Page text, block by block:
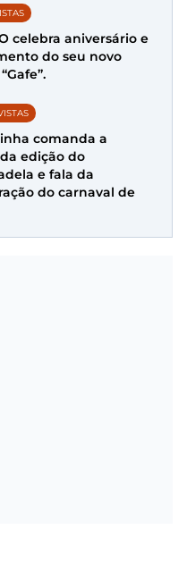
celebra aniversário e
do seu novo
comanda a
edição do
e fala da
do carnaval de